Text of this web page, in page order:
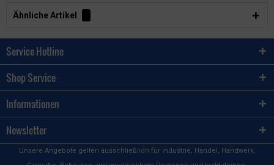
Ähnliche Artikel
Service Hotline
Shop Service
Informationen
Newsletter
Unsere Angebote gelten ausschließlich für Industrie, Handel, Handwerk,